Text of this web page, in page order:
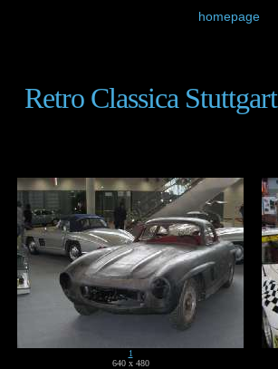
homepage
Retro Classica Stuttgart
1
640 x 480